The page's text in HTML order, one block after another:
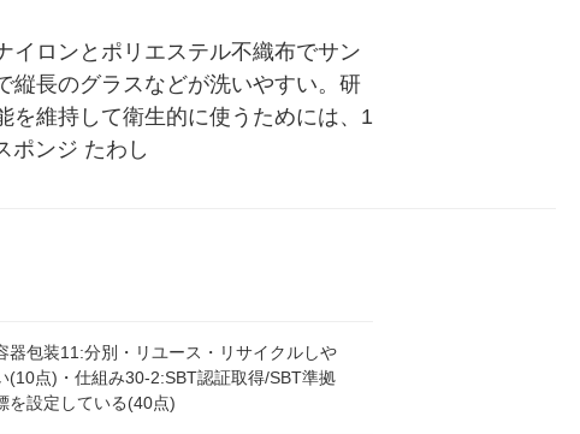
イロンとポリエステル不織布でサン
縦長のグラスなどが洗いやすい。研
を維持して衛生的に使うためには、1
ポンジ たわし
器包装11:分別・リユース・リサイクルしや
(10点)・仕組み30-2:SBT認証取得/SBT準拠
を設定している(40点)